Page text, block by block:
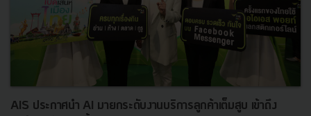
AIS ประกาศนำ AI มายกระดับงานบริการลูกค้าเต็มสูบ เข้าถึง